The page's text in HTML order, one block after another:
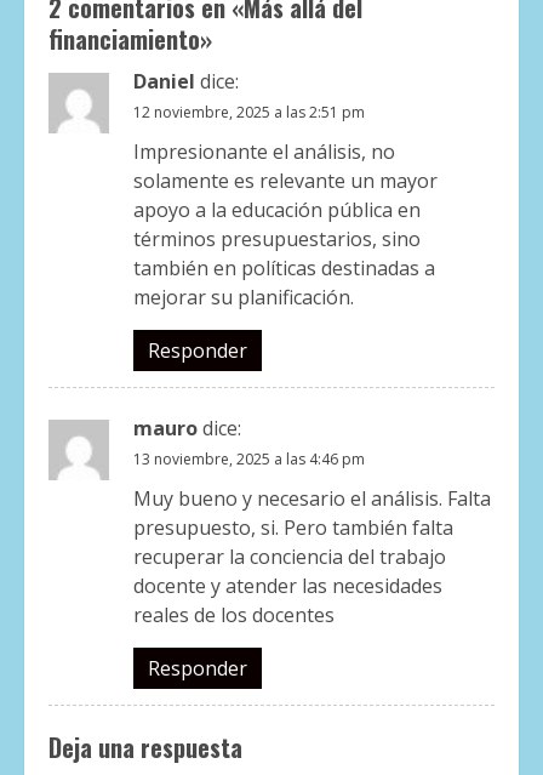
2 comentarios en «Más allá del
financiamiento»
Daniel dice:
12 noviembre, 2025 a las 2:51 pm
Impresionante el análisis, no
solamente es relevante un mayor
apoyo a la educación pública en
términos presupuestarios, sino
también en políticas destinadas a
mejorar su planificación.
Responder
maurodice:
13 noviembre, 2025 a las 4:46 pm
Muy bueno y necesario el análisis. Falta
presupuesto, si. Pero también falta
recuperar la conciencia del trabajo
docente y atender las necesidades
reales de los docentes
Responder
Deja una respuesta